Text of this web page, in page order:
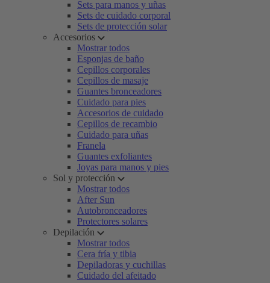
Sets para manos y uñas
Sets de cuidado corporal
Sets de protección solar
Accesorios
Mostrar todos
Esponjas de baño
Cepillos corporales
Cepillos de masaje
Guantes bronceadores
Cuidado para pies
Accesorios de cuidado
Cepillos de recambio
Cuidado para uñas
Franela
Guantes exfoliantes
Joyas para manos y pies
Sol y protección
Mostrar todos
After Sun
Autobronceadores
Protectores solares
Depilación
Mostrar todos
Cera fría y tibia
Depiladoras y cuchillas
Cuidado del afeitado